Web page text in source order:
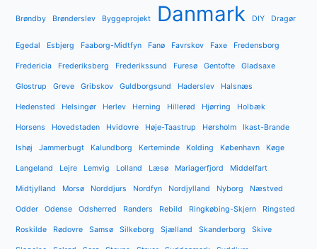
Brøndby Brønderslev Byggeprojekt Danmark DIY Dragør
Egedal Esbjerg Faaborg-Midtfyn Fanø Favrskov Faxe Fredensborg
Fredericia Frederiksberg Frederikssund Furesø Gentofte Gladsaxe
Glostrup Greve Gribskov Guldborgsund Haderslev Halsnæs
Hedensted Helsingør Herlev Herning Hillerød Hjørring Holbæk
Horsens Hovedstaden Hvidovre Høje-Taastrup Hørsholm Ikast-Brande
Ishøj Jammerbugt Kalundborg Kerteminde Kolding København Køge
Langeland Lejre Lemvig Lolland Læsø Mariagerfjord Middelfart
Midtjylland Morsø Norddjurs Nordfyn Nordjylland Nyborg Næstved
Odder Odense Odsherred Randers Rebild Ringkøbing-Skjern Ringsted
Roskilde Rødovre Samsø Silkeborg Sjælland Skanderborg Skive